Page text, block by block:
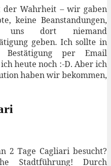
der Wahrheit – wir gaben
keine Beanstandungen,
uns dort niemand
geben. Ich sollte in
per Email
heute noch :-D. Aber ich
haben wir bekommen,
2 Tage Cagliari besucht?
Stadtführung! Durch